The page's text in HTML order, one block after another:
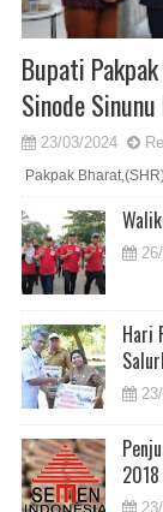
Bupati
Sinode
23/03/2024
Pakpak
Hari
2018